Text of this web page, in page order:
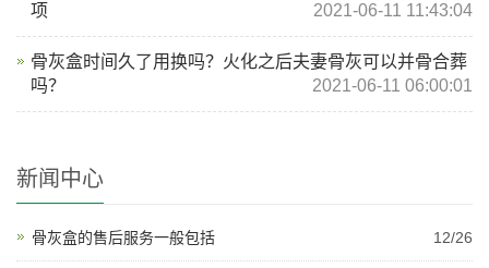
项
2021-06-11 11:43:04
骨灰盒时间久了用换吗？火化之后夫妻骨灰可以并骨合葬
吗？
2021-06-11 06:00:01
新闻中心
骨灰盒的售后服务一般包括 12/26